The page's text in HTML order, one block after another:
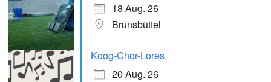
18 Aug. 26
Brunsbüttel
Koog-Chor-Lores
20 Aug. 26